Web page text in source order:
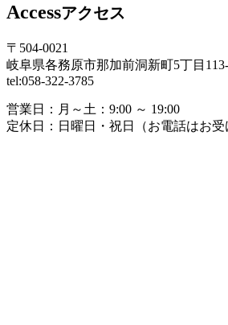
Accessアクセス
〒504-0021
岐阜県各務原市那加前洞新町5丁目
tel:058-322-3785
営業日： 月～土：9:00 ～ 19:00
定休日： 日曜日・祝日（お電話はお受